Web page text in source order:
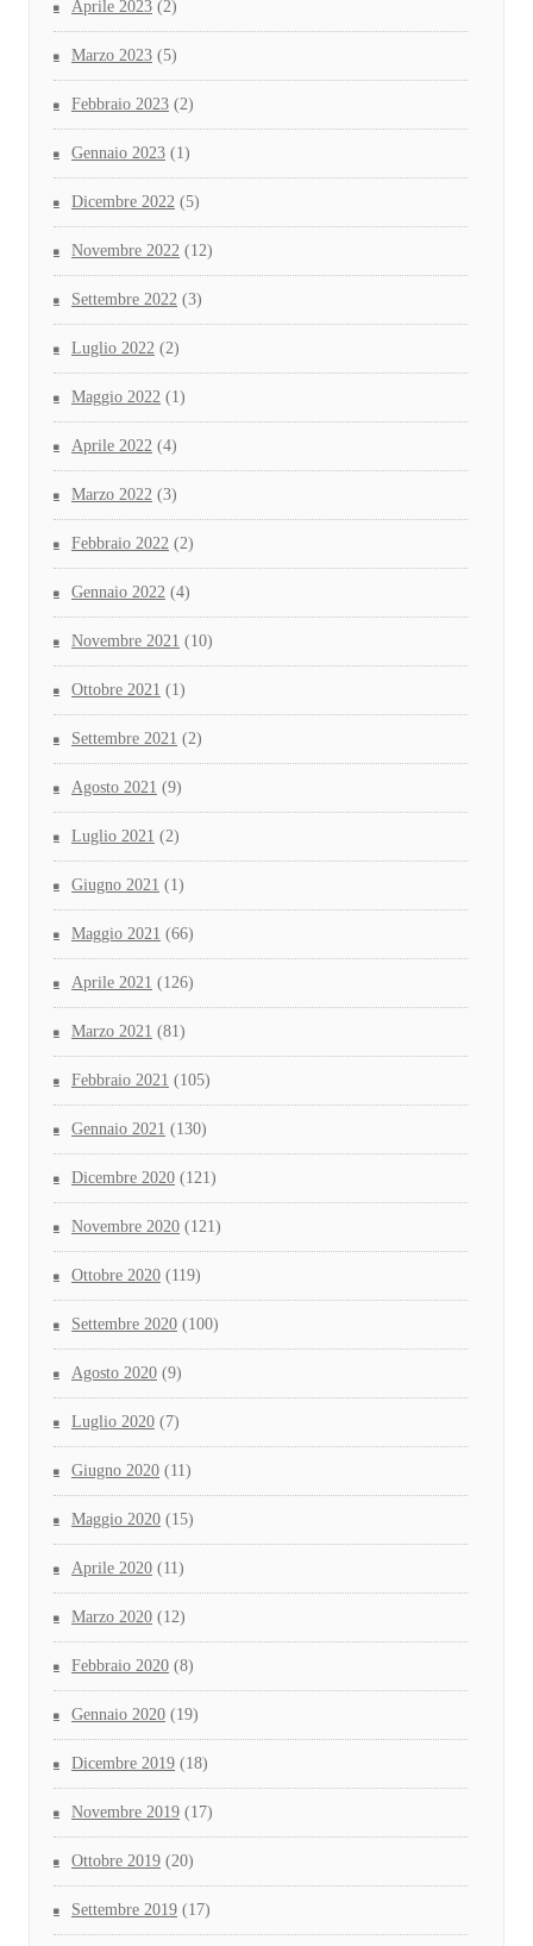
Aprile 2023 (2)
Marzo 2023 (5)
Febbraio 2023 (2)
Gennaio 2023 (1)
Dicembre 2022 (5)
Novembre 2022 (12)
Settembre 2022 (3)
Luglio 2022 (2)
Maggio 2022 (1)
Aprile 2022 (4)
Marzo 2022 (3)
Febbraio 2022 (2)
Gennaio 2022 (4)
Novembre 2021 (10)
Ottobre 2021 (1)
Settembre 2021 (2)
Agosto 2021 (9)
Luglio 2021 (2)
Giugno 2021 (1)
Maggio 2021 (66)
Aprile 2021 (126)
Marzo 2021 (81)
Febbraio 2021 (105)
Gennaio 2021 (130)
Dicembre 2020 (121)
Novembre 2020 (121)
Ottobre 2020 (119)
Settembre 2020 (100)
Agosto 2020 (9)
Luglio 2020 (7)
Giugno 2020 (11)
Maggio 2020 (15)
Aprile 2020 (11)
Marzo 2020 (12)
Febbraio 2020 (8)
Gennaio 2020 (19)
Dicembre 2019 (18)
Novembre 2019 (17)
Ottobre 2019 (20)
Settembre 2019 (17)